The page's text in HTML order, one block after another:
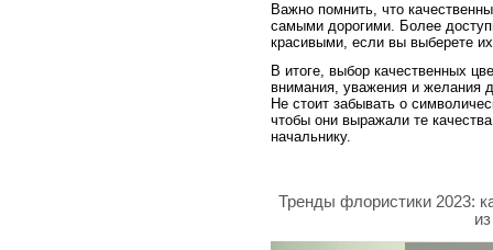
Важно помнить, что
самыми дорогими. Более
красивыми, если вы выберете
В итоге, выбор качественных
внимания, уважения и желания
Не стоит забывать о
чтобы они выражали те
начальнику.
Тренды флористики 2023: